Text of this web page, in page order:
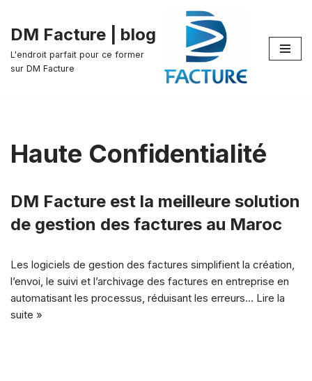
Aller
au
contenu
DM Facture | blog
L'endroit parfait pour ce former
sur DM Facture
Haute Confidentialité
DM Facture est la meilleure solution
de gestion des factures au Maroc
Les logiciels de gestion des factures simplifient la création,
l’envoi, le suivi et l’archivage des factures en entreprise en
automatisant les processus, réduisant les erreurs… Lire la
suite »